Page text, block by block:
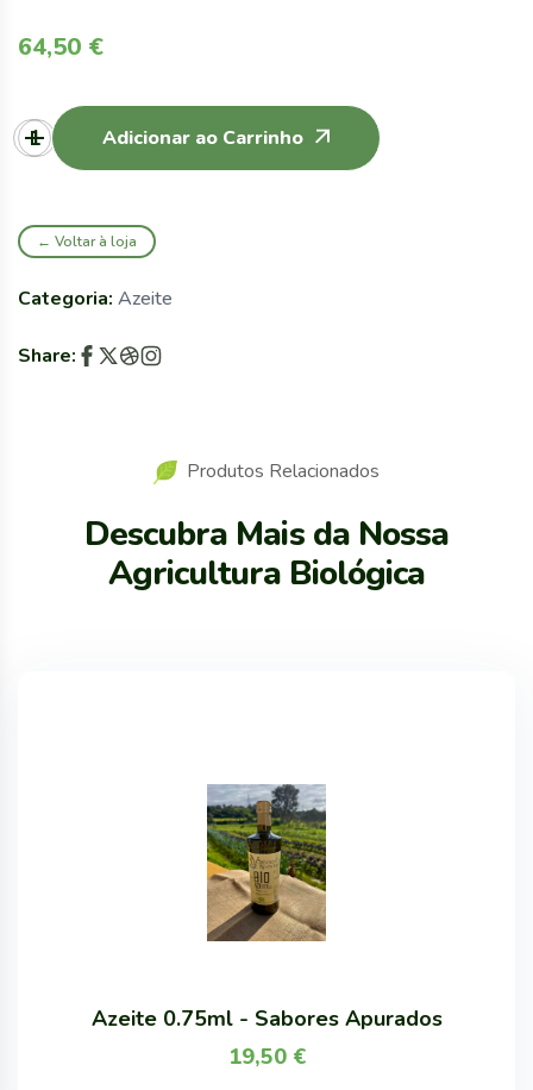
64,50 €
Adicionar ao Carrinho
← Voltar à loja
Categoria: Azeite
Share:
Produtos Relacionados
Descubra Mais da Nossa
Agricultura Biológica
Azeite 0.75ml - Sabores Apurados
19,50 €